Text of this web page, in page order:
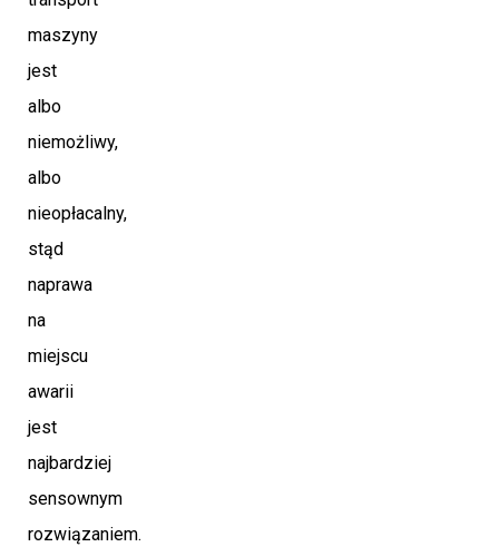
maszyny
jest
albo
niemożliwy,
albo
nieopłacalny,
stąd
naprawa
na
miejscu
awarii
jest
najbardziej
sensownym
rozwiązaniem.